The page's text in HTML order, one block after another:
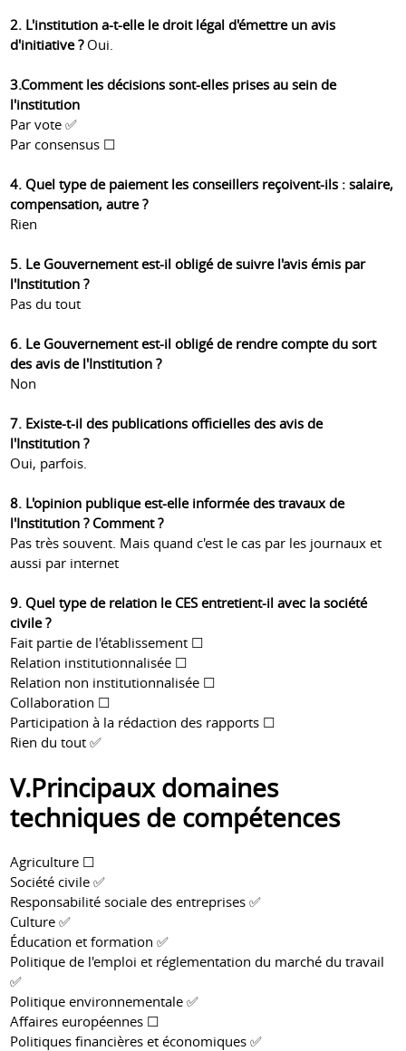
2. L'institution a-t-elle le droit légal d'émettre un avis
d'initiative ?Oui.
3.Comment les décisions sont-elles prises au sein de
l'institution
Par vote ✅
Par consensus ☐
4. Quel type de paiement les conseillers reçoivent-ils : salaire,
compensation, autre ?
Rien
5. Le Gouvernement est-il obligé de suivre l'avis émis par
l'Institution ?
Pas du tout
6. Le Gouvernement est-il obligé de rendre compte du sort
des avis de l'Institution ?
Non
7. Existe-t-il des publications officielles des avis de
l'Institution ?
Oui, parfois.
8. L'opinion publique est-elle informée des travaux de
l'Institution ? Comment ?
Pas très souvent. Mais quand c'est le cas par les journaux et
aussi par internet
9. Quel type de relation le CES entretient-il avec la société
civile ?
Fait partie de l'établissement ☐
Relation institutionnalisée ☐
Relation non institutionnalisée ☐
Collaboration ☐
Participation à la rédaction des rapports ☐
Rien du tout ✅
V.Principaux domaines
techniques de compétences
Agriculture ☐
Société civile ✅
Responsabilité sociale des entreprises ✅
Culture ✅
Éducation et formation ✅
Politique de l'emploi et réglementation du marché du travail
✅
Politique environnementale ✅
Affaires européennes ☐
Politiques financières et économiques ✅